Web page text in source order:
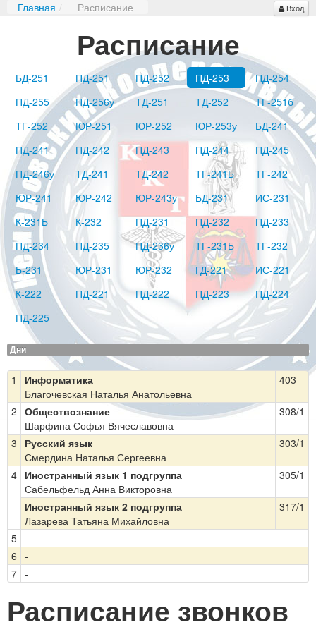
Главная / Расписание Вход
Расписание
БД-251 ПД-251 ПД-252 ПД-253
ПД-254
ПД-255
ПД-256у ТД-251 ТД-252
ТГ-251б
ТГ-252
ЮР-251 ЮР-252 ЮР-253у
БД-241
ПД-241
ПД-242 ПД-243 ПД-244
ПД-245
ПД-246у
ТД-241 ТД-242 ТГ-241Б
ТГ-242
ЮР-241
ЮР-242 ЮР-243у БД-231
ИС-231
К-231Б
К-232 ПД-231 ПД-232
ПД-233
ПД-234
ПД-235 ПД-236у ТГ-231Б
ТГ-232
Б-231
ЮР-231 ЮР-232 ГД-221
ИС-221
К-222
ПД-221 ПД-222 ПД-223
ПД-224
ПД-225
Дни
1
Информатика
Благочевская Наталья Анатольевна
403
2 Обществознание
Шарфина Софья Вячеславовна
308/1
3
Русский язык
Смердина Наталья Сергеевна
303/1
4 Иностранный язык 1 подгруппа
Сабельфельд Анна Викторовна
305/1
Иностранный язык 2 подгруппа
Лазарева Татьяна Михайловна
317/1
5 -
6 -
7 -
Расписание звонков